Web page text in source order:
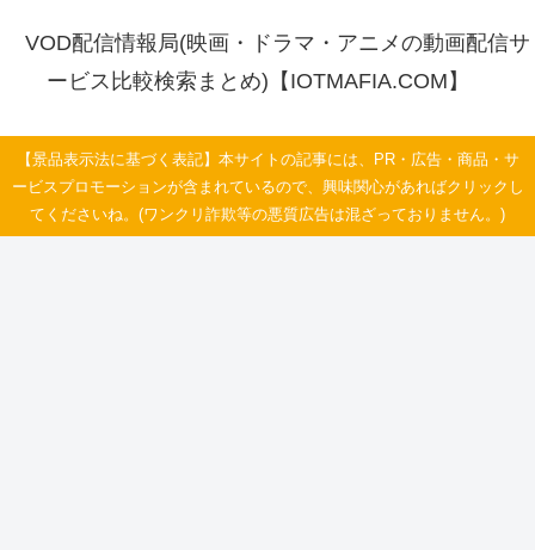
VOD配信情報局(映画・ドラマ・アニメの動画配信サ
ービス比較検索まとめ)【IOTMAFIA.COM】
【景品表示法に基づく表記】本サイトの記事には、PR・広告・商品・サ
ービスプロモーションが含まれているので、興味関心があればクリックし
てくださいね。(ワンクリ詐欺等の悪質広告は混ざっておりません。)